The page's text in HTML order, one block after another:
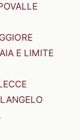
E LIMITE